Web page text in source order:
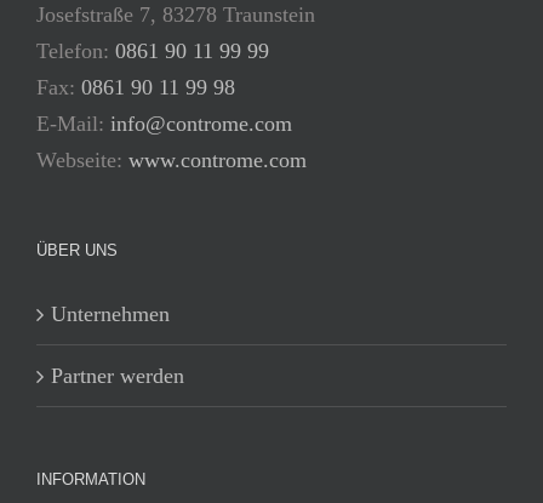
Josefstraße 7, 83278 Traunstein
Telefon: 0861 90 11 99 99
Fax: 0861 90 11 99 98
E-Mail: info@controme.com
Webseite: www.controme.com
ÜBER UNS
Unternehmen
Partner werden
INFORMATION